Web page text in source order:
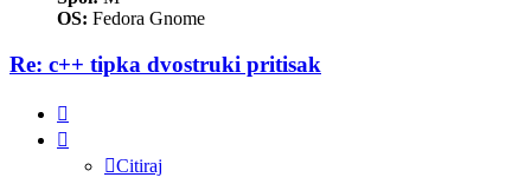
OS: Fedora Gnome
Re: c++ tipka dvostruki pritisak
Citiraj